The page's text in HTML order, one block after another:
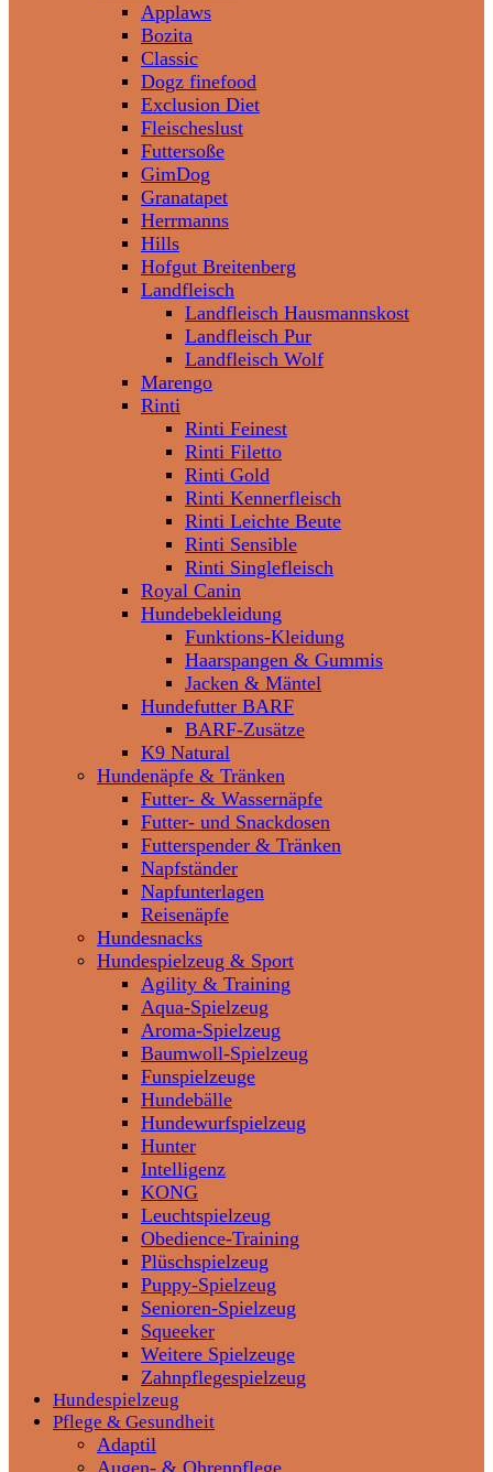
Applaws
Bozita
Classic
Dogz finefood
Exclusion Diet
Fleischeslust
Futtersoße
GimDog
Granatapet
Herrmanns
Hills
Hofgut Breitenberg
Landfleisch
Landfleisch Hausmannskost
Landfleisch Pur
Landfleisch Wolf
Marengo
Rinti
Rinti Feinest
Rinti Filetto
Rinti Gold
Rinti Kennerfleisch
Rinti Leichte Beute
Rinti Sensible
Rinti Singlefleisch
Royal Canin
Hundebekleidung
Funktions-Kleidung
Haarspangen & Gummis
Jacken & Mäntel
Hundefutter BARF
BARF-Zusätze
K9 Natural
Hundenäpfe & Tränken
Futter- & Wassernäpfe
Futter- und Snackdosen
Futterspender & Tränken
Napfständer
Napfunterlagen
Reisenäpfe
Hundesnacks
Hundespielzeug & Sport
Agility & Training
Aqua-Spielzeug
Aroma-Spielzeug
Baumwoll-Spielzeug
Funspielzeuge
Hundebälle
Hundewurfspielzeug
Hunter
Intelligenz
KONG
Leuchtspielzeug
Obedience-Training
Plüschspielzeug
Puppy-Spielzeug
Senioren-Spielzeug
Squeeker
Weitere Spielzeuge
Zahnpflegespielzeug
Hundespielzeug
Pflege & Gesundheit
Adaptil